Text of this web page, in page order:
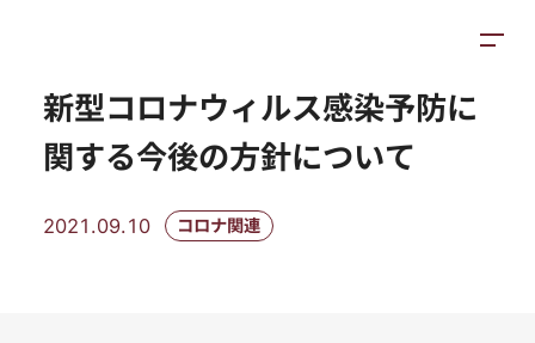
新型コロナウィルス感染予防に
関する今後の方針について
2021.09.10 コロナ関連